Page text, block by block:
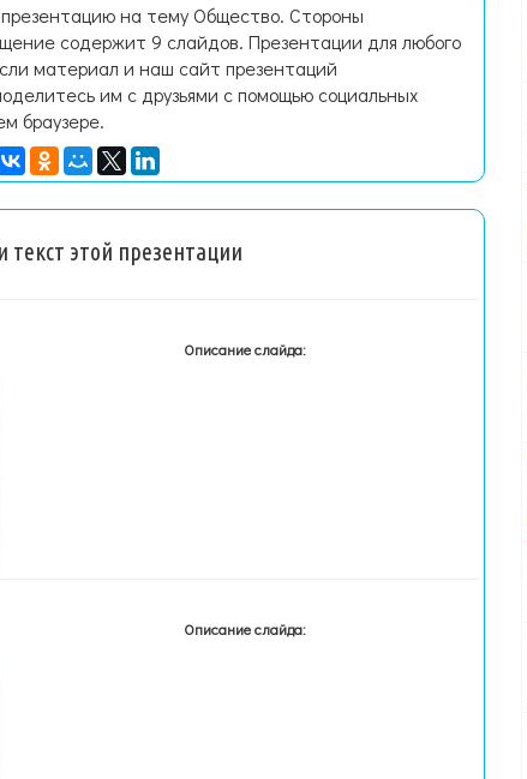
на тему Общество. Стороны
содержит 9 слайдов. Презентации для любого
материал и наш сайт презентаций
им с друзьями с помощью социальных
браузере.
этой презентации
Описание слайда:
Описание слайда: